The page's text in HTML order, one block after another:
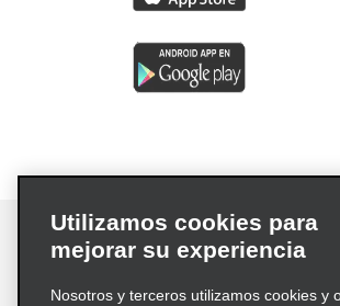
Términos de uso Política de
Utilizamos cookies para
mejorar su experiencia
Nosotros y terceros utilizamos cookies y